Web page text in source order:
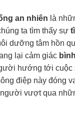
an nhiên là
ta tìm thấy sự
dưỡng tâm hồn
lại cảm giác
hướng tới cuộc
điệp này đóng
vượt qua